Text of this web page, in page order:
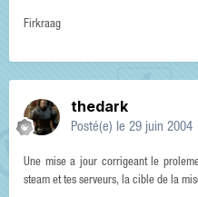
Firkraag
thedark
Posté(e) le 29 juin 2004
Une mise a jour corrigeant le
steam et tes serveurs, la cible de la